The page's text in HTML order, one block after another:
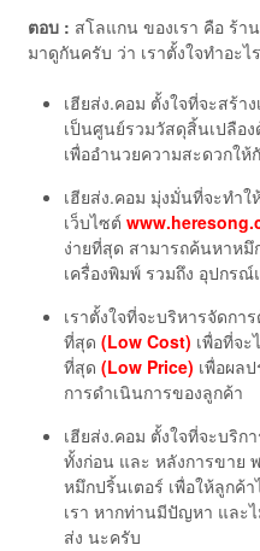
ตอบ : สโลแกน ของเรา คือ ร้า
มาดูกันครับ ว่า เราตั้งใจทำอะ
เฮียส่ง.คอม ตั้งใจที่จะสร้า
เป็นศูนย์รวมวัสดุสิ้นเปลือ
เพื่ออำนวยความสะดวกใ
เฮียส่ง.คอม มุ่งมั่นที่จะทำใ
เว็บไซต์
ง่ายที่สุด สามารถค้นหาห
เครื่องพิมพ์ รวมถึง อุปกร
เราตั้งใจที่จะบริหารจัดก
ที่สุด (Low Cost) เพื่อที่จ
ที่สุด (Low Price) เพื่อผล
การดำเนินการของลูกค้า
เฮียส่ง.คอม ตั้งใจที่จะบริก
ทั้งก่อน และ หลังการขาย
หมึกปริ้นเตอร์ เพื่อให้ลูกค้
เรา หากท่านมีปัญหา และ
ส่ง นะครับ